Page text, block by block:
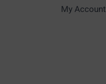
My Account